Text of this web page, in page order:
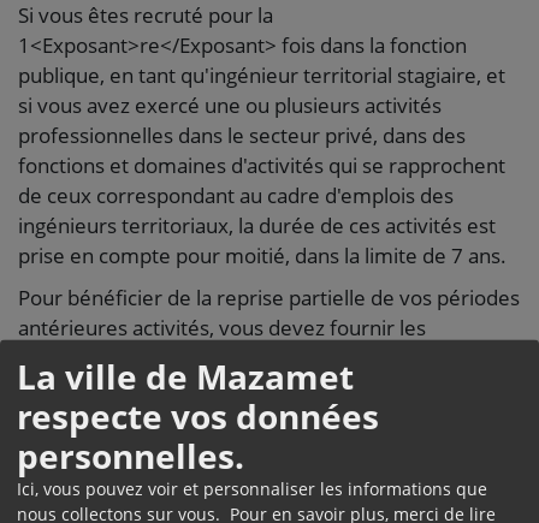
La ville de Mazamet
respecte vos données
personnelles.
Ici, vous pouvez voir et personnaliser les informations que
nous collectons sur vous. Pour en savoir plus, merci de lire
Si vous êtes recruté pour la
1<Exposant>re</Exposant> fois dans la fonction
publique, en tant qu'ingénieur territorial stagiaire, et
si vous avez exercé une ou plusieurs activités
professionnelles dans le secteur privé, dans des
fonctions et domaines d'activités qui se rapprochent
de ceux correspondant au cadre d'emplois des
ingénieurs territoriaux, la durée de ces activités est
prise en compte pour moitié, dans la limite de 7 ans.
Pour bénéficier de la reprise partielle de vos périodes
antérieures activités, vous devez fournir les
justificatifs nécessaires à votre direction des
ressources humaines (DRH).
Par exemple, les copies de vos contrats de travail, de
vos certificats de travail, etc.
La DRH établit un état récapitulatif de vos